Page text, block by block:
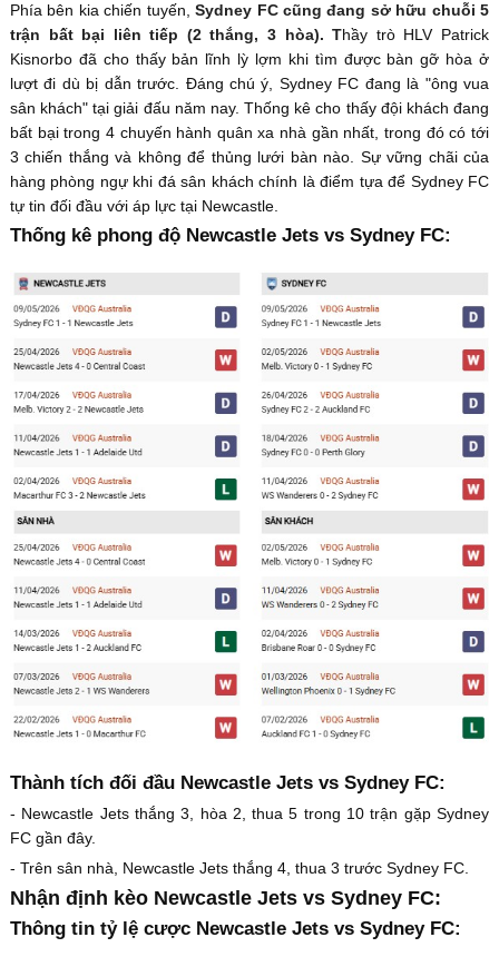
Phía bên kia chiến tuyến,Sydney FC cũng đang sở hữu chuỗi 5
trận bất bại liên tiếp (2 thắng, 3 hòa). Thầy trò HLV Patrick
Kisnorbo đã cho thấy bản lĩnh lỳ lợm khi tìm được bàn gỡ hòa ở
lượt đi dù bị dẫn trước. Đáng chú ý, Sydney FC đang là "ông vua
sân khách" tại giải đấu năm nay. Thống kê cho thấy đội khách đang
bất bại trong 4 chuyến hành quân xa nhà gần nhất, trong đó có tới
3 chiến thắng và không để thủng lưới bàn nào. Sự vững chãi của
hàng phòng ngự khi đá sân khách chính là điểm tựa để Sydney FC
tự tin đối đầu với áp lực tại Newcastle.
Thống kê phong độ Newcastle Jets vs Sydney FC:
Thành tích đối đầu Newcastle Jets vs Sydney FC:
- Newcastle Jets thắng 3, hòa 2, thua 5 trong 10 trận gặp Sydney
FC gần đây.
- Trên sân nhà, Newcastle Jets thắng 4, thua 3 trước Sydney FC.
Nhận định kèo Newcastle Jets vs Sydney FC:
Thông tin tỷ lệ cược Newcastle Jets vs Sydney FC: